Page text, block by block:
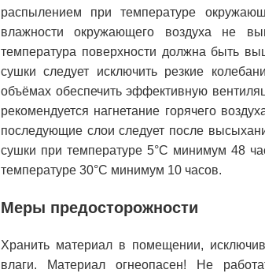
распылением при температуре
влажности окружающего воздуха не
температура поверхности должна быть
сушки следует исключить резкие
объёмах обеспечить эффективную
рекомендуется нагнетание горячего
последующие слои следует после
сушки при температуре 5°С минимум 48
температуре 30°С минимум 10 часов.
Меры предосторожности
Хранить материал в помещении,
влаги. Материал огнеопасен! Не